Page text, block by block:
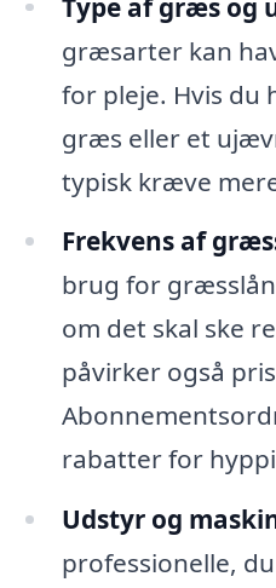
græsarter kan
for pleje. Hvis du
græs eller et
typisk kræve
Frekvens af
brug for
om det skal ske
påvirker også
rabatter for
Udstyr og
professionelle,